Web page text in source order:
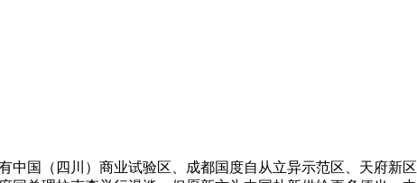
国（四川）商业试验区、成都国度自从立异示范区、天府新